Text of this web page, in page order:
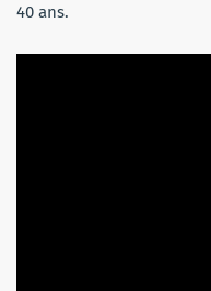
40 ans.